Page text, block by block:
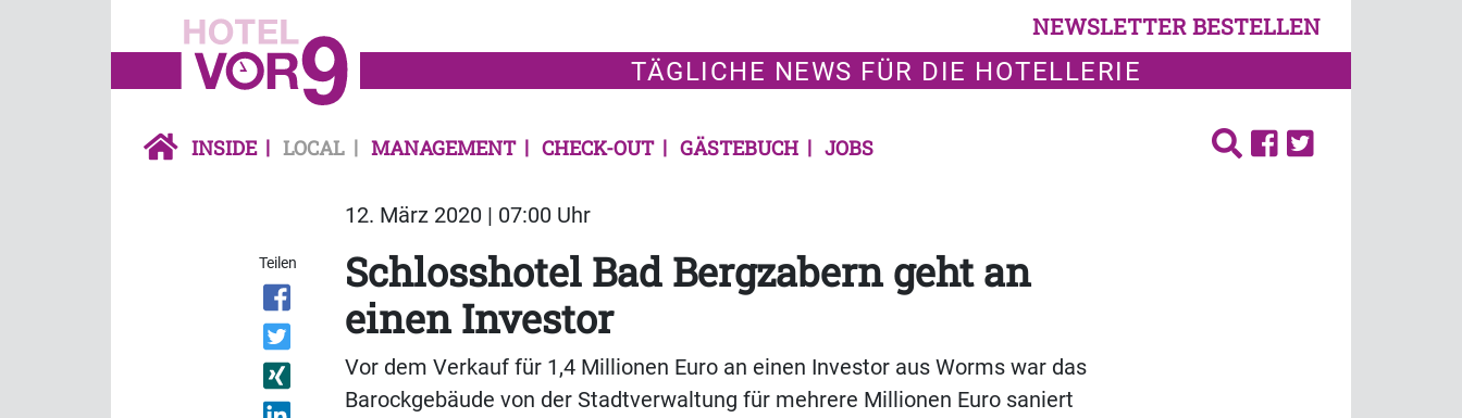
NEWSLETTER BESTELLEN
TÄGLICHE NEWS FÜR DIE HOTELLERIE
INSIDE LOCAL MANAGEMENT CHECK-OUT GÄSTEBUCH JOBS
12. März 2020 | 07:00 Uhr
Teilen
Schlosshotel Bad Bergzabern geht an
einen Investor
Vor dem Verkauf für 1,4 Millionen Euro an einen Investor aus Worms war das
Barockgebäude von der Stadtverwaltung für mehrere Millionen Euro saniert